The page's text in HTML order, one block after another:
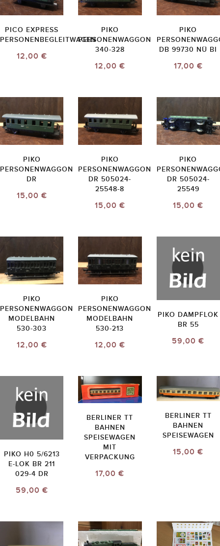
PICO EXPRESS
PERSONENBEGLEITWAGEN
12,00 €
PIKO
PERSONENWAGGON
340-328
12,00 €
PIKO
DB 99730 NÜ BI
17,00 €
PIKO
PERSONENWAGGON
DR
15,00 €
PIKO
PERSONENWAGGON
DR 505024-
25548-8
15,00 €
PIKO
DR 505024-
25549
15,00 €
PIKO
PERSONENWAGGON
MODELBAHN
530-303
12,00 €
PIKO
PERSONENWAGGON
MODELBAHN
530-213
12,00 €
PIKO DAMPFLOK
BR 55
59,00 €
PIKO H0 5/6213
E-LOK BR 211
029-4 DR
59,00 €
BERLINER TT
BAHNEN
SPEISEWAGEN
MIT
VERPACKUNG
17,00 €
BERLINER TT
BAHNEN
SPEISEWAGEN
15,00 €